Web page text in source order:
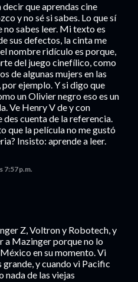
que aprendas cine
y no sé si sabes. Lo que sí
no sabes leer. Mi texto es
sus defectos, la cinta me
nombre ridículo es porque,
del juego cinefílico, como
de algunas mujers en las
ejemplo. Y si digo que
un Olivier negro eso es un
Ve Henry V de y con
cuenta de la referencia.
que la película no me gustó
Insisto: aprende a leer.
7:57 p.m.
Z, Voltron y Robotech, y
a Mazinger porque no lo
en su momento. Vi
grande, y cuando vi Pacific
nada de las viejas